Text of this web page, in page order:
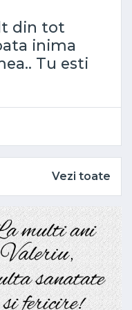
din tot
inima
Tu esti
Vezi toate